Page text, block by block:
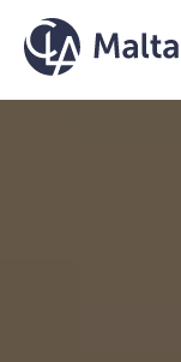
İçeriğe geç